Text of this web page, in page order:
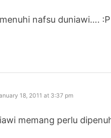
nafsu duniawi…. :P
18, 2011 at 3:37 pm
memang perlu